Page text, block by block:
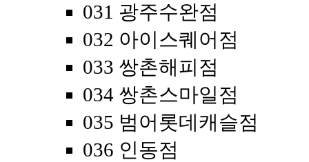
031 광주수완점
032 아이스퀘어점
033 쌍촌해피점
034 쌍촌스마일점
035 범어롯데캐슬점
036 인동점